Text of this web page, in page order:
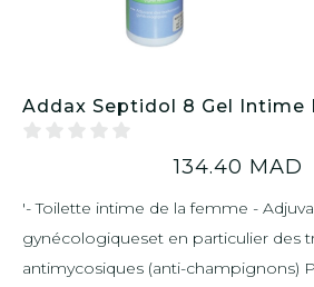
Addax Septidol 8 Gel Intime
134.40 MAD
'- Toilette intime de la femme -
gynécologiqueset en particulier des
antimycosiques (anti-champignons)